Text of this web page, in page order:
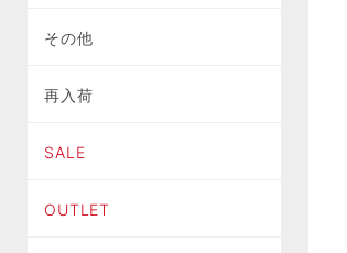
その他
再入荷
SALE
OUTLET